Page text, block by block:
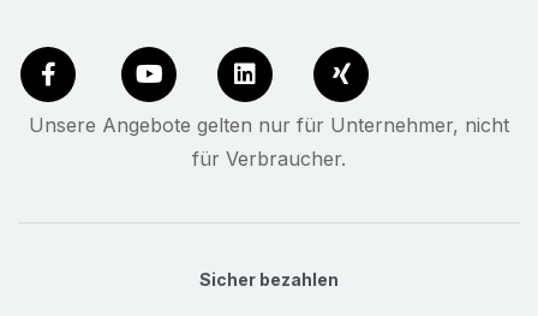
Unsere Angebote gelten nur für Unternehmer, nicht
für Verbraucher.
Sicher bezahlen